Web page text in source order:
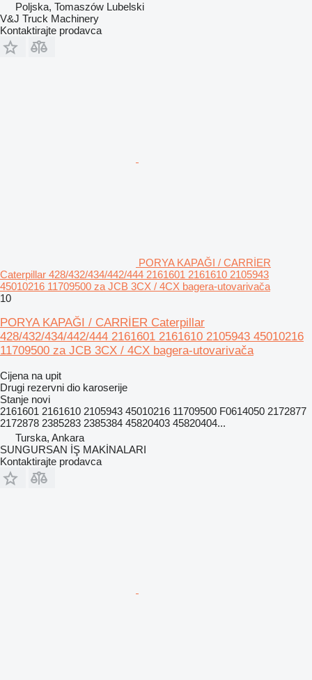
Poljska, Tomaszów Lubelski
V&J Truck Machinery
Kontaktirajte prodavca
PORYA KAPAĞI / CARRİER
Caterpillar 428/432/434/442/444 2161601 2161610 2105943
45010216 11709500 za JCB 3CX / 4CX bagerа-utovarivačа
10
PORYA KAPAĞI / CARRİER Caterpillar
428/432/434/442/444 2161601 2161610 2105943 45010216
11709500 za JCB 3CX / 4CX bagera-utovarivača
Cijena na upit
Drugi rezervni dio karoserije
Stanje novi
2161601 2161610 2105943 45010216 11709500 F0614050 2172877
2172878 2385283 2385384 45820403 45820404...
Turska, Ankara
SUNGURSAN İŞ MAKİNALARI
Kontaktirajte prodavca